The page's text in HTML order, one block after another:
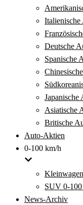
Italienische
Deutsche
Spanische
Japanische
Asiatische
Britische
Auto-Aktien
0-100 km/h
SUV 0-
News-Archiv